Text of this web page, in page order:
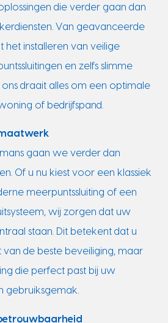
die verder gaan dan
Van geavanceerde
installeren van veilige
en zelfs slimme
ons draait alles om een optimale
of bedrijfspand.
gaan we verder dan
Of u nu kiest voor een klassiek
meerpuntssluiting of een
wij zorgen dat uw
staan. Dit betekent dat u
de beste beveiliging, maar
die perfect past bij uw
gebruiksgemak.